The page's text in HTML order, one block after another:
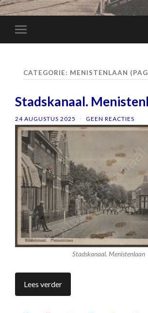
Schakel
naar
CATEGORIE: MENISTENLAAN
Stadskanaal.
24 AUGUSTUS 2025 / GEEN REACTIES
Stadskanaal. Menistenlaan
Lees verder